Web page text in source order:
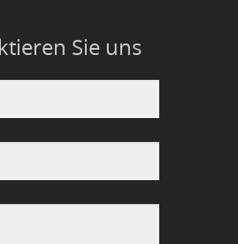
Sie uns